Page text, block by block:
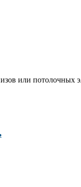
или потолочных